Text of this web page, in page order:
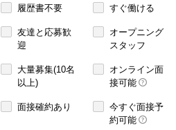
履歴書不要 すぐ働ける
友達と応募歓
迎
オープニング
スタッフ
大量募集(10名
以上)
オンライン面
接可能
面接確約あり
今すぐ面接予
約可能